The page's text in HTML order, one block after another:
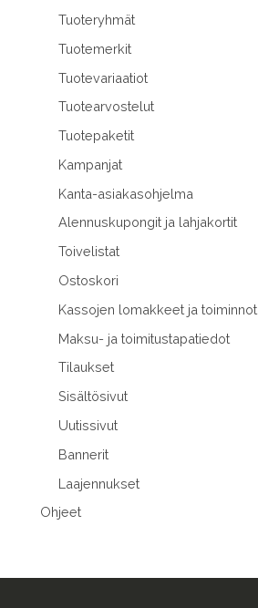
Tuoteryhmät
Tuotemerkit
Tuotevariaatiot
Tuotearvostelut
Tuotepaketit
Kampanjat
Kanta-asiakasohjelma
Alennuskupongit ja lahjakortit
Toivelistat
Ostoskori
Kassojen lomakkeet ja toiminnot
Maksu- ja toimitustapatiedot
Tilaukset
Sisältösivut
Uutissivut
Bannerit
Laajennukset
Ohjeet